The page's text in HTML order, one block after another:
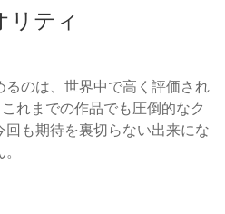
リティ
のは、世界中で高く評価され
れまでの作品でも圧倒的なク
も期待を裏切らない出来にな